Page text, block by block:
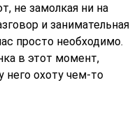
не замолкая ни на
и занимательная
просто необходимо.
в этот момент,
него охоту чем-то